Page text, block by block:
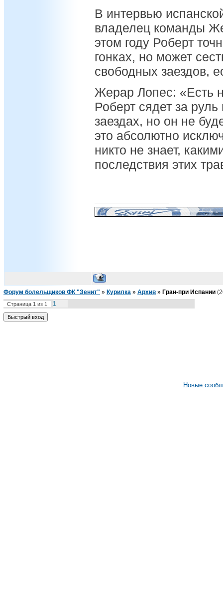
В интервью
владелец команды
этом году Роберт
гонках, но может
свободных заездов,
Жерар Лопес: «Есть
Роберт сядет за
заездах, но он не
это абсолютно
никто не знает,
последствия этих
Форум болельщиков ФК "Зенит" » Курилка » Архив » Гран-при Испании
Страница 1 из 1 1
Новые